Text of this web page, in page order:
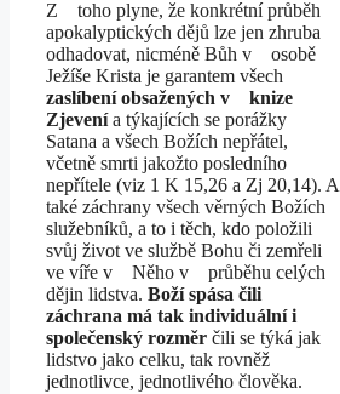
Z toho plyne, že konkrétní průběh
apokalyptických dějů lze jen zhruba
odhadovat, nicméně Bůh v osobě
Ježíše Krista je garantem všech
zaslíbení obsažených v knize
Zjevenía týkajících se porážky
Satana a všech Božích nepřátel,
včetně smrti jakožto posledního
nepřítele (viz 1 K 15,26 a Zj 20,14). A
také záchrany všech věrných Božích
služebníků, a to i těch, kdo položili
svůj život ve službě Bohu či zemřeli
ve víře v Něho v průběhu celých
dějin lidstva. Boží spása čili
záchrana má tak individuální i
společenský rozměr čili se týká jak
lidstvo jako celku, tak rovněž
jednotlivce, jednotlivého člověka.